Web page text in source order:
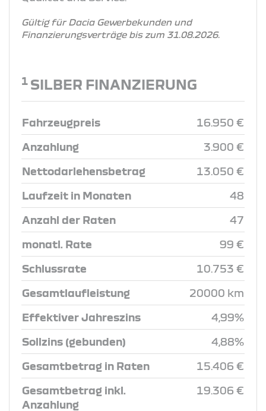
Gültig für Dacia Gewerbekunden und
Finanzierungsverträge bis zum 31.08.2026.
1 SILBER FINANZIERUNG
Fahrzeugpreis 16.950 €
Anzahlung 3.900 €
Nettodarlehensbetrag 13.050 €
Laufzeit in Monaten 48
Anzahl der Raten 47
monatl. Rate 99 €
Schlussrate 10.753 €
Gesamtlaufleistung 20000 km
Effektiver Jahreszins 4,99%
Sollzins (gebunden) 4,88%
Gesamtbetrag in Raten 15.406 €
Gesamtbetrag inkl.
Anzahlung
19.306 €